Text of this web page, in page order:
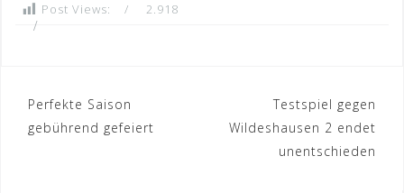
Post Views: 2.918
Beitrags-
Navigation
Perfekte Saison
gebührend gefeiert
Testspiel gegen
Wildeshausen 2 endet
unentschieden